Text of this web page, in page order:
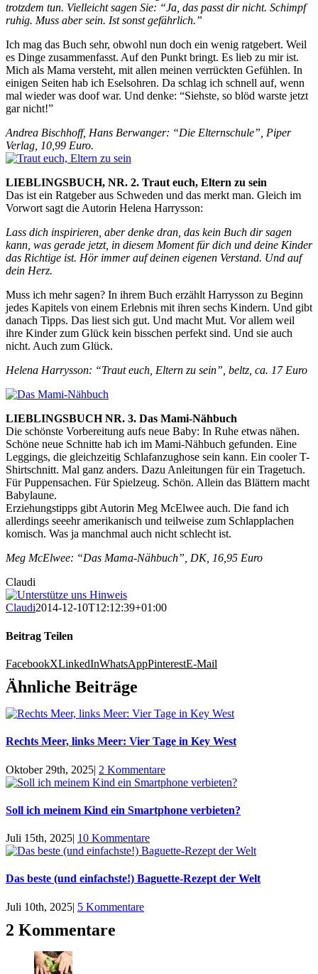
trotzdem tun. Vielleicht sagen Sie: “Ja, das passt dir nicht. Schimpf
ruhig. Muss aber sein. Ist sonst gefährlich.”
Ich mag das Buch sehr, obwohl nun doch ein wenig ratgebert. Weil
es Dinge zusammenfasst. Auf den Punkt bringt. Es lieb zu mir ist.
Mich als Mama versteht, mit allen meinen verrückten Gefühlen. In
einigen Seiten hab ich Eselsohren. Da schlag ich schnell auf, wenn
mal wieder was doof war. Und denke: “Siehste, so blöd warste jetzt
gar nicht!”
Andrea Bischhoff, Hans Berwanger: “Die Elternschule”, Piper
Verlag, 10,99 Euro.
LIEBLINGSBUCH, NR. 2. Traut euch, Eltern zu sein
Das ist ein Ratgeber aus Schweden und das merkt man. Gleich im
Vorwort sagt die Autorin Helena Harrysson:
Lass dich inspirieren, aber denke dran, das kein Buch dir sagen
kann, was gerade jetzt, in diesem Moment für dich und deine Kinder
das Richtige ist. Hör immer auf deinen eigenen Verstand. Und auf
dein Herz.
Muss ich mehr sagen? In ihrem Buch erzählt Harrysson zu Beginn
jedes Kapitels von einem Erlebnis mit ihren sechs Kindern. Und gibt
danach Tipps. Das liest sich gut. Und macht Mut. Vor allem weil
ihre Kinder zum Glück kein bisschen perfekt sind. Und sie auch
nicht. Auch zum Glück.
Helena Harrysson: “Traut euch, Eltern zu sein”, beltz, ca. 17 Euro
LIEBLINGSBUCH NR. 3. Das Mami-Nähbuch
Die schönste Vorbereitung aufs neue Baby: In Ruhe etwas nähen.
Schöne neue Schnitte hab ich im Mami-Nähbuch gefunden. Eine
Leggings, die gleichzeitig Schlafanzughose sein kann. Ein cooler T-
Shirtschnitt. Mal ganz anders. Dazu Anleitungen für ein Tragetuch.
Für Puppensachen. Für Spielzeug. Schön. Allein das Blättern macht
Babylaune.
Erziehungstipps gibt Autorin Meg McElwee auch. Die fand ich
allerdings seeehr amerikanisch und teilweise zum Schlapplachen
komisch. Was ja manchmal auch nicht schlecht ist.
Meg McElwee: “Das Mama-Nähbuch”, DK, 16,95 Euro
Claudi
Claudi2014-12-10T12:12:39+01:00
Beitrag Teilen
FacebookXLinkedInWhatsAppPinterestE-Mail
Ähnliche Beiträge
Rechts Meer, links Meer: Vier Tage in Key West
Oktober 29th, 2025| 2 Kommentare
Soll ich meinem Kind ein Smartphone verbieten?
Juli 15th, 2025| 10 Kommentare
Das beste (und einfachste!) Baguette-Rezept der Welt
Juli 10th, 2025| 5 Kommentare
2 Kommentare